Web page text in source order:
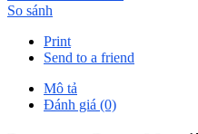
So sánh
Print
Send to a friend
Mô tả
Đánh giá (0)